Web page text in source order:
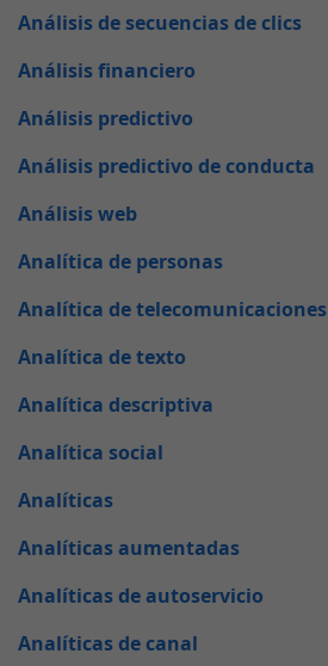
Análisis de secuencias de clics
Análisis financiero
Análisis predictivo
Análisis predictivo de conducta
Análisis web
Analítica de personas
Analítica de telecomunicaciones
Analítica de texto
Analítica descriptiva
Analítica social
Analíticas
Analíticas aumentadas
Analíticas de autoservicio
Analíticas de canal